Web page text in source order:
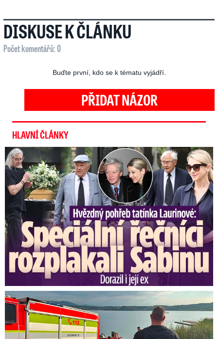
DISKUSE K ČLÁNKU
Počet komentářů: 0
Buďte první, kdo se k tématu vyjádří.
PŘIDAT NÁZOR
HLAVNÍ ČLÁNKY
Speciální řečníci nad rakví Laurina: Rozbrečeli i dceru
Svědci o tragédii na jezeře Most: Byl to masakr!